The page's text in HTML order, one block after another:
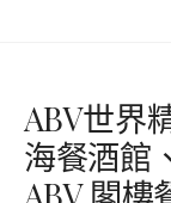
ABV世界
海餐酒館
ABV 閣樓